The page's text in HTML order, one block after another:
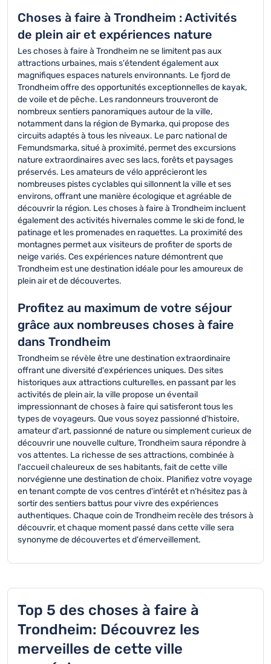
Choses à faire à Trondheim : Activités
de plein air et expériences nature
Les choses à faire à Trondheim ne se limitent pas aux
attractions urbaines, mais s'étendent également aux
magnifiques espaces naturels environnants. Le fjord de
Trondheim offre des opportunités exceptionnelles de kayak,
de voile et de pêche. Les randonneurs trouveront de
nombreux sentiers panoramiques autour de la ville,
notamment dans la région de Bymarka, qui propose des
circuits adaptés à tous les niveaux. Le parc national de
Femundsmarka, situé à proximité, permet des excursions
nature extraordinaires avec ses lacs, forêts et paysages
préservés. Les amateurs de vélo apprécieront les
nombreuses pistes cyclables qui sillonnent la ville et ses
environs, offrant une manière écologique et agréable de
découvrir la région. Les choses à faire à Trondheim incluent
également des activités hivernales comme le ski de fond, le
patinage et les promenades en raquettes. La proximité des
montagnes permet aux visiteurs de profiter de sports de
neige variés. Ces expériences nature démontrent que
Trondheim est une destination idéale pour les amoureux de
plein air et de découvertes.
Profitez au maximum de votre séjour
grâce aux nombreuses choses à faire
dans Trondheim
Trondheim se révèle être une destination extraordinaire
offrant une diversité d'expériences uniques. Des sites
historiques aux attractions culturelles, en passant par les
activités de plein air, la ville propose un éventail
impressionnant de choses à faire qui satisferont tous les
types de voyageurs. Que vous soyez passionné d'histoire,
amateur d'art, passionné de nature ou simplement curieux de
découvrir une nouvelle culture, Trondheim saura répondre à
vos attentes. La richesse de ses attractions, combinée à
l'accueil chaleureux de ses habitants, fait de cette ville
norvégienne une destination de choix. Planifiez votre voyage
en tenant compte de vos centres d'intérêt et n'hésitez pas à
sortir des sentiers battus pour vivre des expériences
authentiques. Chaque coin de Trondheim recèle des trésors à
découvrir, et chaque moment passé dans cette ville sera
synonyme de découvertes et d'émerveillement.
Top 5 des choses à faire à
Trondheim: Découvrez les
merveilles de cette ville